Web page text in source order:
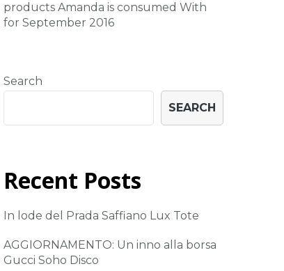
products Amanda is consumed With
for September 2016
Search
SEARCH
Recent Posts
In lode del Prada Saffiano Lux Tote
AGGIORNAMENTO: Un inno alla borsa
Gucci Soho Disco